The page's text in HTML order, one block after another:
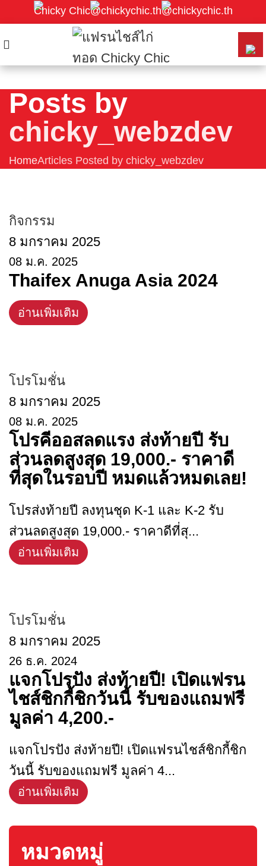
Chicky Chic@chickychic.th@chickychic.th
Posts by
chicky_webzdev
HomeArticles Posted by chicky_webzdev
กิจกรรม
8 มกราคม 2025
08 ม.ค. 2025
Thaifex Anuga Asia 2024
อ่านเพิ่มเติม
โปรโมชั่น
8 มกราคม 2025
08 ม.ค. 2025
โปรคีออสลดแรง ส่งท้ายปี รับ
ส่วนลดสูงสุด 19,000.- ราคาดี
ที่สุดในรอบปี หมดแล้วหมดเลย!
โปรส่งท้ายปี ลงทุนชุด K-1 และ K-2 รับ
ส่วนลดสูงสุด 19,000.- ราคาดีที่สุ...
อ่านเพิ่มเติม
โปรโมชั่น
8 มกราคม 2025
26 ธ.ค. 2024
แจกโปรปัง ส่งท้ายปี! เปิดแฟรน
ไชส์ชิกกี้ชิกวันนี้ รับของแถมฟรี
มูลค่า 4,200.-
แจกโปรปัง ส่งท้ายปี! เปิดแฟรนไชส์ชิกกี้ชิก
วันนี้ รับของแถมฟรี มูลค่า 4...
อ่านเพิ่มเติม
หมวดหมู่